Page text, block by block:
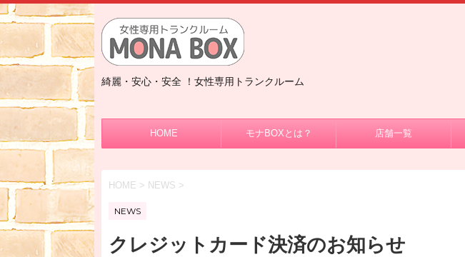
綺麗・安心・安全 ！女性専用トランクルーム
HOME モナBOXとは？ 店舗一覧
HOME > NEWS >
NEWS
クレジットカード決済のお知らせ